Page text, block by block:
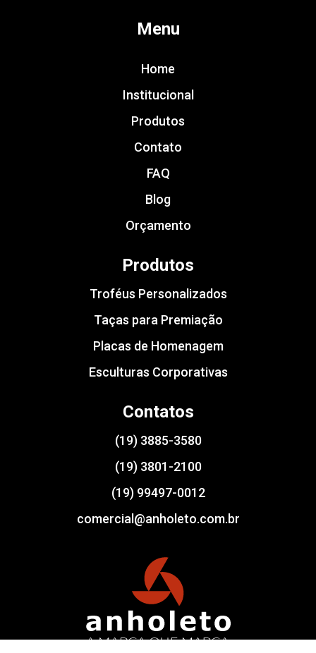
Menu
Home
Institucional
Produtos
Contato
FAQ
Blog
Orçamento
Produtos
Troféus Personalizados
Taças para Premiação
Placas de Homenagem
Esculturas Corporativas
Contatos
(19) 3885-3580
(19) 3801-2100
(19) 99497-0012
comercial@anholeto.com.br